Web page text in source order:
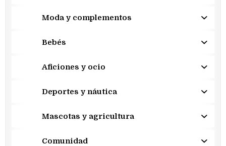
Moda y complementos
Bebés
Aficiones y ocio
Deportes y náutica
Mascotas y agricultura
Comunidad